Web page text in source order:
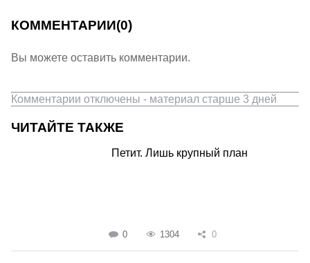
КОММЕНТАРИИ(0)
Вы можете оставить комментарии.
Комментарии отключены - материал старше 3 дней
ЧИТАЙТЕ ТАКЖЕ
Петит. Лишь крупный план
0 1304 0